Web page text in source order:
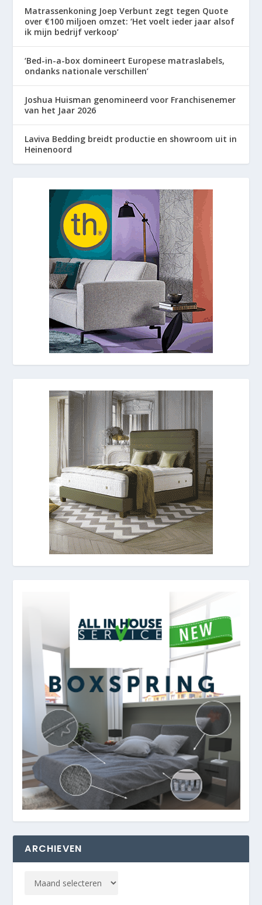
Matrassenkoning Joep Verbunt zegt tegen Quote
over €100 miljoen omzet: ‘Het voelt ieder jaar alsof
ik mijn bedrijf verkoop’
‘Bed-in-a-box domineert Europese matraslabels,
ondanks nationale verschillen’
Joshua Huisman genomineerd voor Franchisenemer
van het Jaar 2026
Laviva Bedding breidt productie en showroom uit in
Heinenoord
ARCHIEVEN